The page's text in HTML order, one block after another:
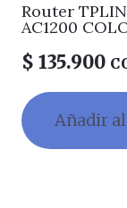
Router
AC1200
$ 135.900
Añadir